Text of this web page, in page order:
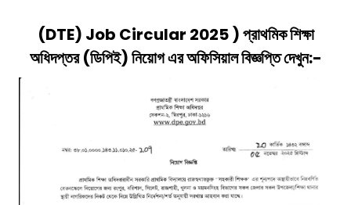
(DTE) Job Circular 2025)প্রাথমিক শিক্ষা
অধিদপ্তর (ডিপিই)নিয়োগ এর অফিসিয়াল বিজ্ঞপ্তি দেখুন:-